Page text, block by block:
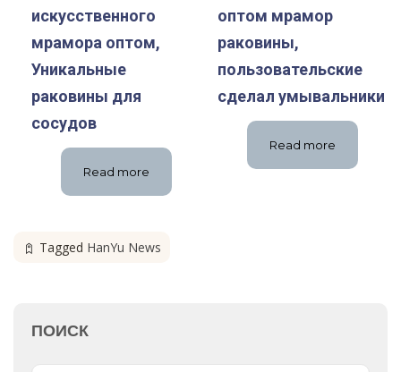
искусственного
мрамора оптом,
Уникальные
раковины для
сосудов
Read more
оптом мрамор
раковины,
пользовательские
сделал умывальники
Read more
Tagged HanYu News
ПОИСК